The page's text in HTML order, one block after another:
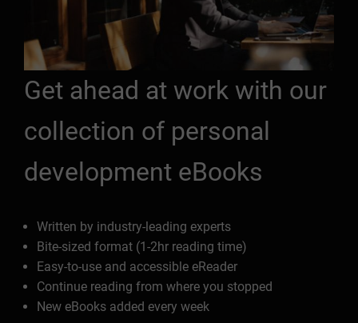
Get ahead at work with our
collection of personal
development eBooks
Written by industry-leading experts
Bite-sized format (1-2hr reading time)
Easy-to-use and accessible eReader
Continue reading from where you stopped
New eBooks added every week